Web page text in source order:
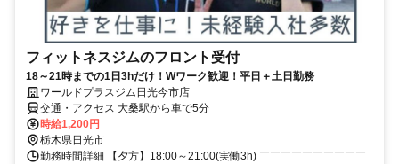
フィットネスジムのフロント受付
18～21時までの1日3hだけ！Wワーク歓迎！平日＋土日勤務
ワールドプラスジム日光今市店
交通・アクセス 大桑駅から車で5分
時給1,200円
栃木県日光市
勤務時間詳細 【夕方】18:00～21:00(実働3h) ￣￣￣￣￣￣￣￣￣￣